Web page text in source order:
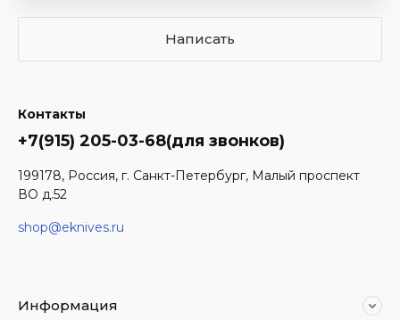
Написать
Контакты
+7(915) 205-03-68(для звонков)
199178, Россия, г. Санкт-Петербург, Малый проспект
ВО д.52
shop@eknives.ru
Информация